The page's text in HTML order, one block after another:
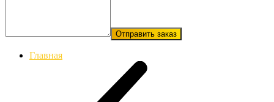
Отправить заказ
Главная